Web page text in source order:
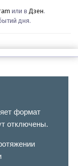
или в Дзен.
дня.
формат
отключены.